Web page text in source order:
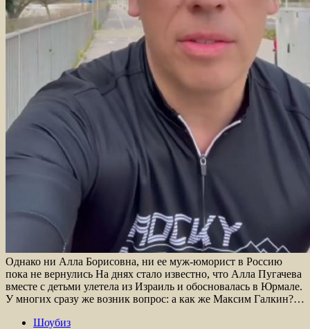
Однако ни Алла Борисовна, ни ее муж-юморист в Россию
пока не вернулись На днях стало известно, что Алла Пугачева
вместе с детьми улетела из Израиль и обосновалась в Юрмале.
У многих сразу же возник вопрос: а как же Максим Галкин?…
Шоубиз